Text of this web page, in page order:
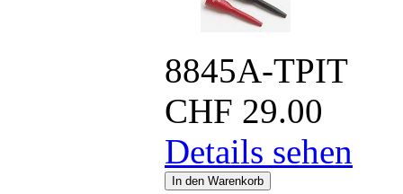
8845A-TPIT
CHF 29.00
Details sehen